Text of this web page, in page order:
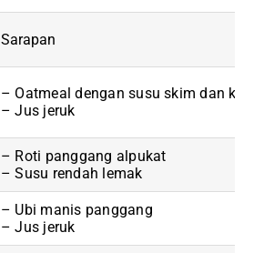
Sarapan
– Oatmeal dengan susu skim dan
– Jus jeruk
– Roti panggang alpukat
– Susu rendah lemak
– Ubi manis panggang
– Jus jeruk